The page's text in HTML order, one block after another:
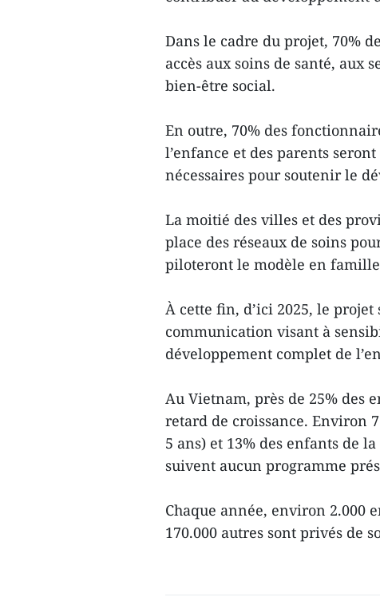
Dans le cadre du projet, 70%
accès aux soins de santé, aux
bien-être social.
En outre, 70% des
l’enfance et des parents
nécessaires pour soutenir le
La moitié des villes et des
place des réseaux de soins
piloteront le modèle en
À cette fin, d’ici 2025, le
communication visant à
développement complet de
Au Vietnam, près de 25% des
retard de croissance. Environ
5 ans) et 13% des enfants de
suivent aucun programme
Chaque année, environ 2.000
170.000 autres sont privés de